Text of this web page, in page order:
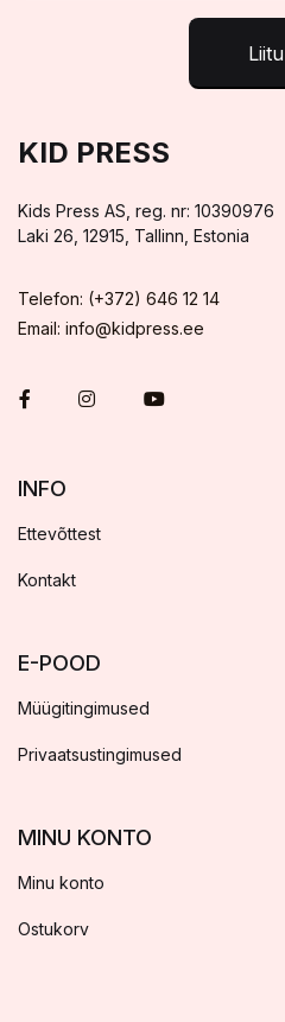
Liitu
KID PRESS
Kids Press AS, reg. nr: 10390976
Laki 26, 12915, Tallinn, Estonia
Telefon: (+372) 646 12 14
Email: info@kidpress.ee
INFO
Ettevõttest
Kontakt
E-POOD
Müügitingimused
Privaatsustingimused
MINU KONTO
Minu konto
Ostukorv